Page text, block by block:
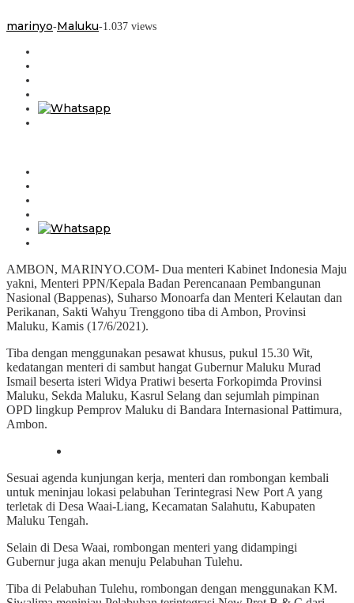
marinyo-Maluku-1.037 views
AMBON, MARINYO.COM- Dua menteri Kabinet Indonesia Maju
yakni, Menteri PPN/Kepala Badan Perencanaan Pembangunan
Nasional (Bappenas), Suharso Monoarfa dan Menteri Kelautan dan
Perikanan, Sakti Wahyu Trenggono tiba di Ambon, Provinsi
Maluku, Kamis (17/6/2021).
Tiba dengan menggunakan pesawat khusus, pukul 15.30 Wit,
kedatangan menteri di sambut hangat Gubernur Maluku Murad
Ismail beserta isteri Widya Pratiwi beserta Forkopimda Provinsi
Maluku, Sekda Maluku, Kasrul Selang dan sejumlah pimpinan
OPD lingkup Pemprov Maluku di Bandara Internasional Pattimura,
Ambon.
Sesuai agenda kunjungan kerja, menteri dan rombongan kembali
untuk meninjau lokasi pelabuhan Terintegrasi New Port A yang
terletak di Desa Waai-Liang, Kecamatan Salahutu, Kabupaten
Maluku Tengah.
Selain di Desa Waai, rombongan menteri yang didampingi
Gubernur juga akan menuju Pelabuhan Tulehu.
Tiba di Pelabuhan Tulehu, rombongan dengan menggunakan KM.